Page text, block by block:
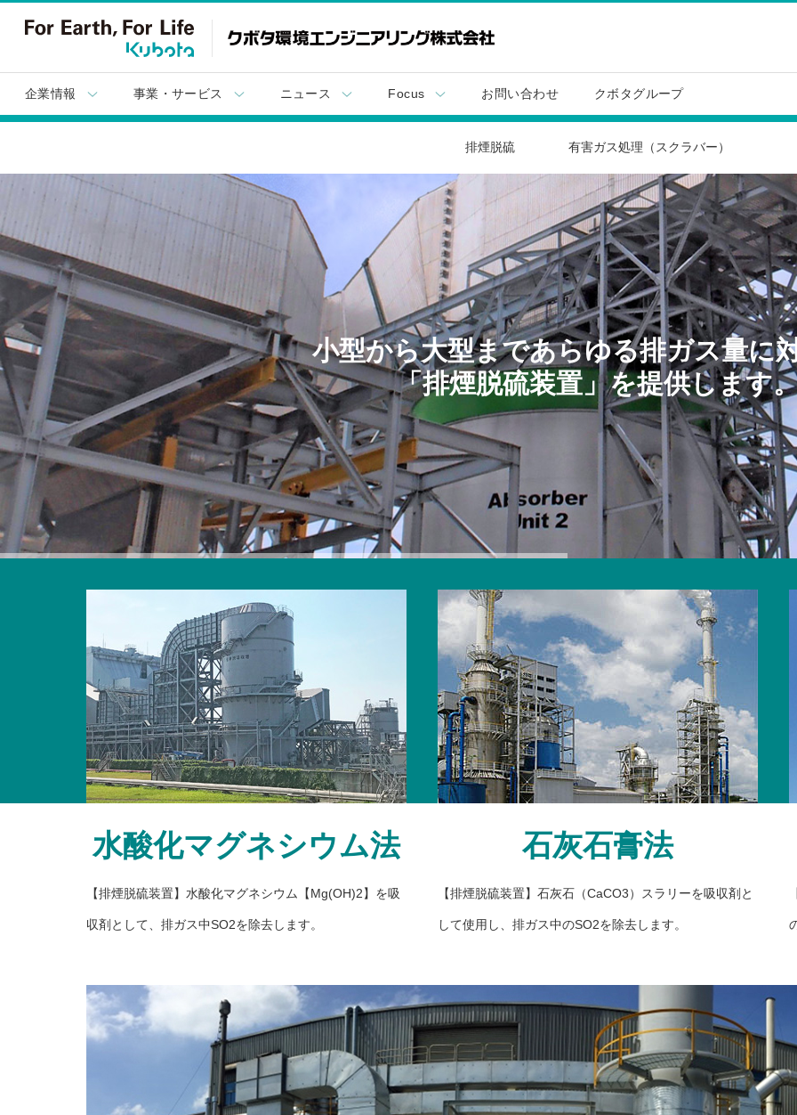
企業情報 事業・サービス ニュース Focus お問い合わせ クボタグループ
排煙脱硫 有害ガス処理（スクラバー）
小型から大型まであらゆる排ガス量に
「排煙脱硫装置」を提供します
水酸化マグネシウム法
【排煙脱硫装置】水酸化マグネシウム【Mg(OH)2】を吸
収剤として、排ガス中SO2を除去します。
石灰石膏法
【排煙脱硫装置】石灰石（CaCO3）スラリーを吸収剤と
して使用し、排ガス中のSO2を除去します。